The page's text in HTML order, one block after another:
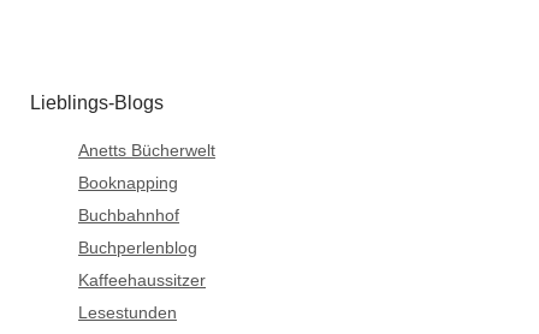
Lieblings-Blogs
Anetts Bücherwelt
Booknapping
Buchbahnhof
Buchperlenblog
Kaffeehaussitzer
Lesestunden